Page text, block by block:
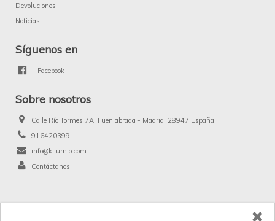
Devoluciones
Noticias
Síguenos en
Facebook
Sobre nosotros
Calle Río Tormes 7A, Fuenlabrada - Madrid, 28947 España
916420399
info@kilumio.com
Contáctanos